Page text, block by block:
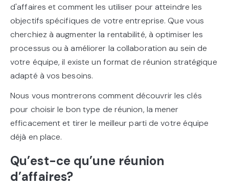
d'affaires et comment les utiliser pour atteindre les
objectifs spécifiques de votre entreprise. Que vous
cherchiez à augmenter la rentabilité, à optimiser les
processus ou à améliorer la collaboration au sein de
votre équipe, il existe un format de réunion stratégique
adapté à vos besoins.
Nous vous montrerons comment découvrir les clés
pour choisir le bon type de réunion, la mener
efficacement et tirer le meilleur parti de votre équipe
déjà en place.
Qu’est-ce qu’une réunion
d’affaires?